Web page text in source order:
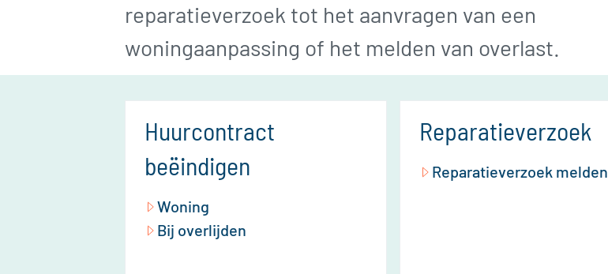
reparatieverzoek tot het aanvragen van een
woningaanpassing of het melden van overlast.
Huurcontract
beëindigen
Woning
Bij overlijden
Reparatieverzoek
Reparatieverzoek melden